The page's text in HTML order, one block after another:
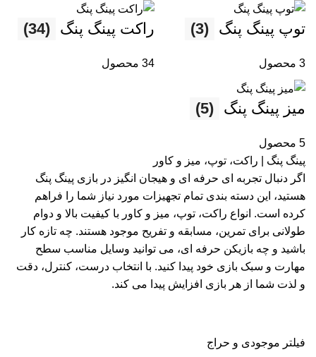
فیلتر موجودی و حراج
توپ پینگ پنگ (3)
3 محصول
راکت پینگ پنگ (34)
34 محصول
میز پینگ پنگ (5)
5 محصول
پینگ پنگ | راکت، توپ، میز و کاور
اگر دنبال تجربه ای حرفه ای و هیجان انگیز در بازی پینگ پنگ
هستید، این دسته بندی تمام تجهیزات مورد نیاز شما را فراهم
کرده است. انواع راکت، توپ، میز و کاور با کیفیت بالا و دوام
طولانی برای تمرین، مسابقه و تفریح موجود هستند. چه تازه کار
باشید و چه بازیکن حرفه ای، می توانید وسایل مناسب سطح
مهارت و سبک بازی خود پیدا کنید. با انتخاب درست، کنترل، دقت
و لذت شما از هر بازی افزایش پیدا می کند.